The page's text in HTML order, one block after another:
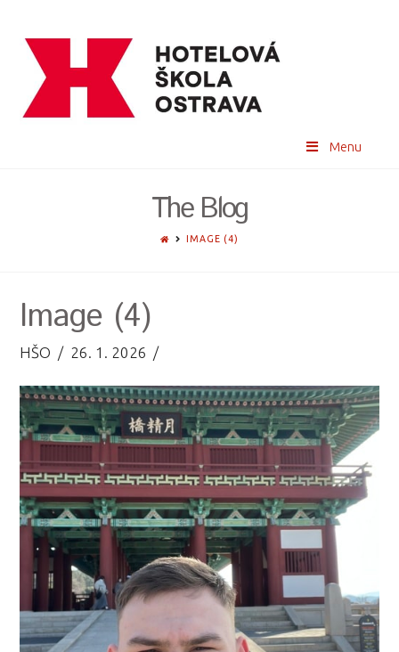
Menu
The Blog
HOMEIMAGE (4)
Image (4)
HŠO 26. 1. 2026